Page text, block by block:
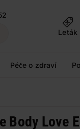
Leták
Péče o zdraví
Body Love